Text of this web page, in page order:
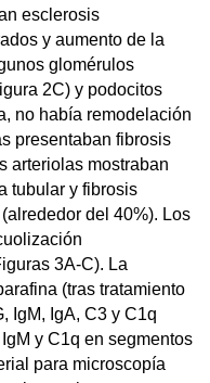
esclerosis
y aumento de la
glomérulos
2C) y podocitos
no había remodelación
presentaban fibrosis
arteriolas mostraban
tubular y fibrosis
del 40%). Los
3A-C). La
(tras tratamiento
IgM, IgA, C3 y C1q
y C1q en segmentos
para microscopía